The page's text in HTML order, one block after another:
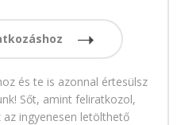
és te is azonnal értesülsz
Sőt, amint feliratkozol,
ingyenesen letölthető